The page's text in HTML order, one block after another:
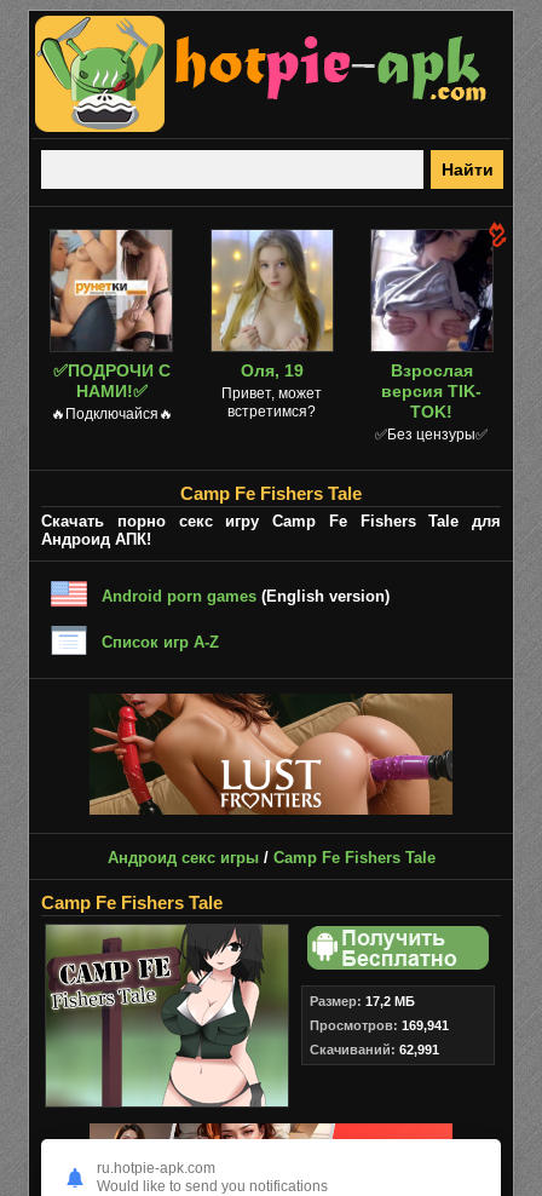
✅ПОДРОЧИ С
НАМИ!✅
🔥Подключайся🔥
Оля, 19
Привет, может
встретимся?
Взрослая
версия TIK-
TOK!
✅Без цензуры✅
Camp Fe Fishers Tale
Скачать порно секс игру Camp Fe Fishers Tale для
Андроид АПК!
Android porn games (English version)
Список игр A-Z
Андроид секс игры/ Camp Fe Fishers Tale
Camp Fe Fishers Tale
Размер: 17,2 МБ
Просмотров: 169,941
Скачиваний: 62,991
ru.hotpie-apk.com
Would like to send you notifications